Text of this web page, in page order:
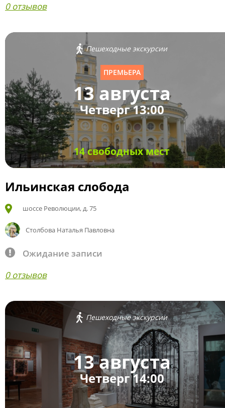
0 отзывов
Пешеходные экскурсии
ПРЕМЬЕРА
13 августа
Четверг 13:00
14 свободных мест
Ильинская слобода
шоссе Революции, д. 75
Столбова Наталья Павловна
Ожидание записи
0 отзывов
Пешеходные экскурсии
13 августа
Четверг 14:00